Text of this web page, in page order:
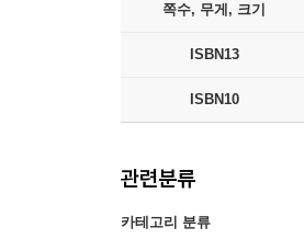
쪽수, 무게, 크기
ISBN13
ISBN10
관련분류
카테고리 분류